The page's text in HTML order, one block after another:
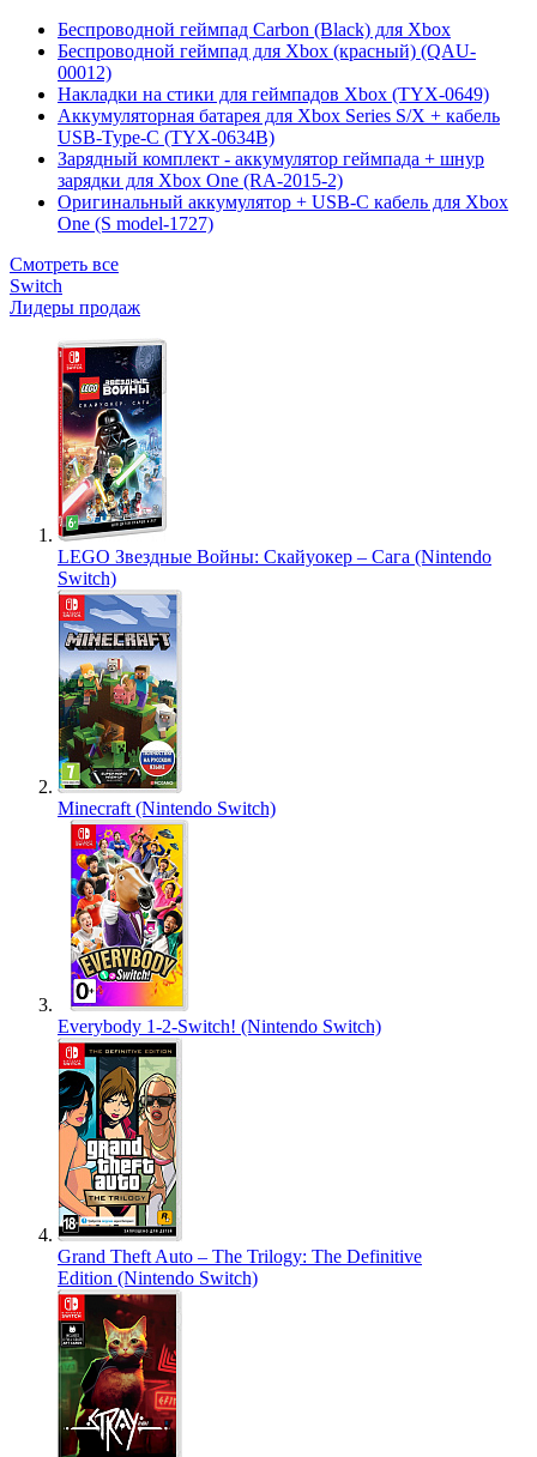
Беспроводной геймпад Carbon (Black) для Xbox
Беспроводной геймпад для Xbox (красный) (QAU-
00012)
Накладки на стики для геймпадов Xbox (TYX-0649)
Аккумуляторная батарея для Xbox Series S/X + кабель
USB-Type-C (TYX-0634B)
Зарядный комплект - аккумулятор геймпада + шнур
зарядки для Xbox One (RA-2015-2)
Оригинальный аккумулятор + USB-C кабель для Xbox
One (S model-1727)
Смотреть все
Switch
Лидеры продаж
LEGO Звездные Войны: Скайуокер – Сага (Nintendo
Switch)
Minecraft (Nintendo Switch)
Everybody 1-2-Switch! (Nintendo Switch)
Grand Theft Auto – The Trilogy: The Definitive
Edition (Nintendo Switch)